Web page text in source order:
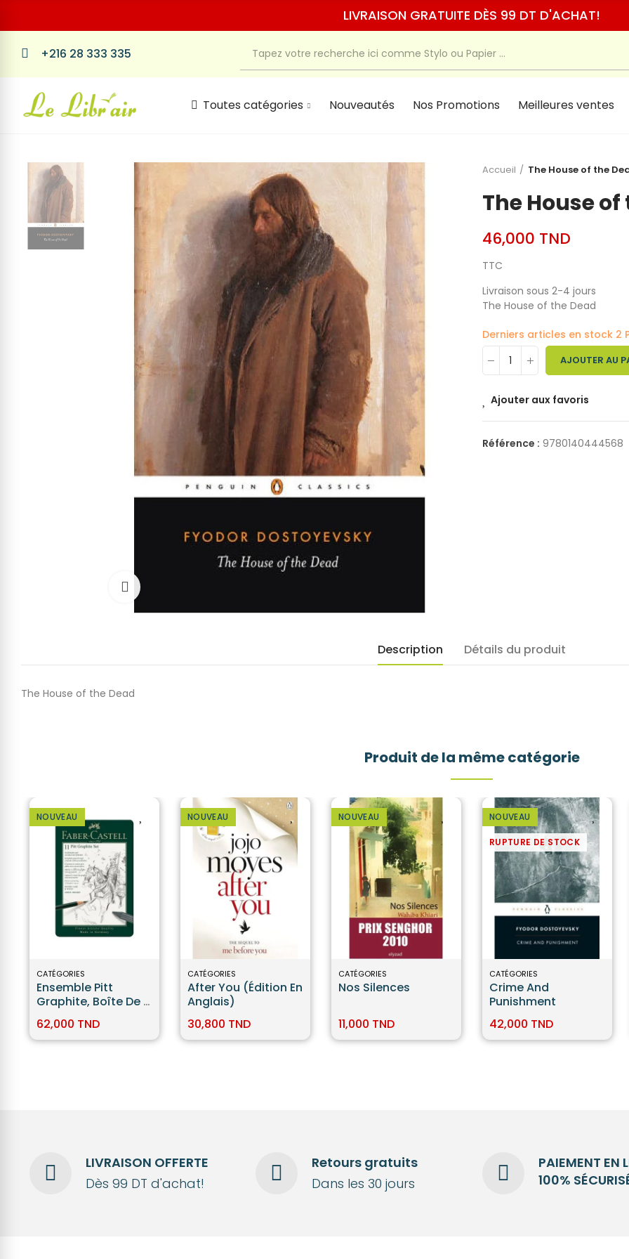
LIVRAISON GRATUITE DÈS 99 DT D'ACHAT!
+216 28 333 335
Toutes catégories Nouveautés Nos Promotions Meilleures ventes
Accueil The House of the
The House
46,000 TND
TTC
Livraison sous 2-4 jours
The House of the Dead
Derniers articles en stock 2
AJOUTER AU
Ajouter aux favoris
Référence : 9780140444568
Description Détails du produit
The House of the Dead
Produit de la même catégorie
NOUVEAU
CATÉGORIES
Ensemble Pitt
Graphite, Boîte De 11
62,000 TND
NOUVEAU
CATÉGORIES
After You (édition En
Anglais)
30,800 TND
NOUVEAU
CATÉGORIES
Nos Silences
11,000 TND
NOUVEAU
RUPTURE DE STOCK
CATÉGORIES
Crime And
Punishment
42,000 TND
LIVRAISON OFFERTE
Dès 99 DT d'achat!
Retours gratuits
Dans les 30 jours
PAIEMENT EN
100%